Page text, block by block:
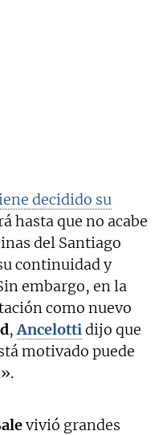
decidido su
hasta que no acabe
del Santiago
continuidad y
embargo, en la
como nuevo
,Ancelottidijo que
motivado puede
vivió grandes